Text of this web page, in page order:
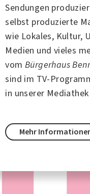
Sendungen
selbst produzierte
wie Lokales, Kultur,
Medien und vieles
vomBürgerhaus
sind im TV-
in unserer Mediathek
Mehr